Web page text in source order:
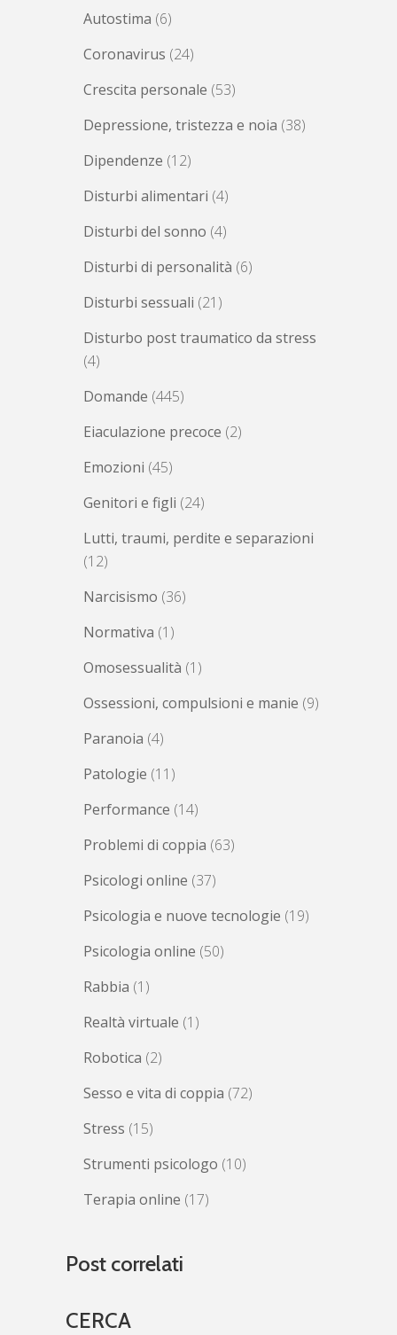
Autostima (6)
Coronavirus (24)
Crescita personale (53)
Depressione, tristezza e noia (38)
Dipendenze (12)
Disturbi alimentari (4)
Disturbi del sonno (4)
Disturbi di personalità (6)
Disturbi sessuali (21)
Disturbo post traumatico da stress
(4)
Domande (445)
Eiaculazione precoce (2)
Emozioni (45)
Genitori e figli (24)
Lutti, traumi, perdite e separazioni
(12)
Narcisismo (36)
Normativa (1)
Omosessualità (1)
Ossessioni, compulsioni e manie (9)
Paranoia (4)
Patologie (11)
Performance (14)
Problemi di coppia (63)
Psicologi online (37)
Psicologia e nuove tecnologie (19)
Psicologia online (50)
Rabbia (1)
Realtà virtuale (1)
Robotica (2)
Sesso e vita di coppia (72)
Stress (15)
Strumenti psicologo (10)
Terapia online (17)
Post correlati
CERCA